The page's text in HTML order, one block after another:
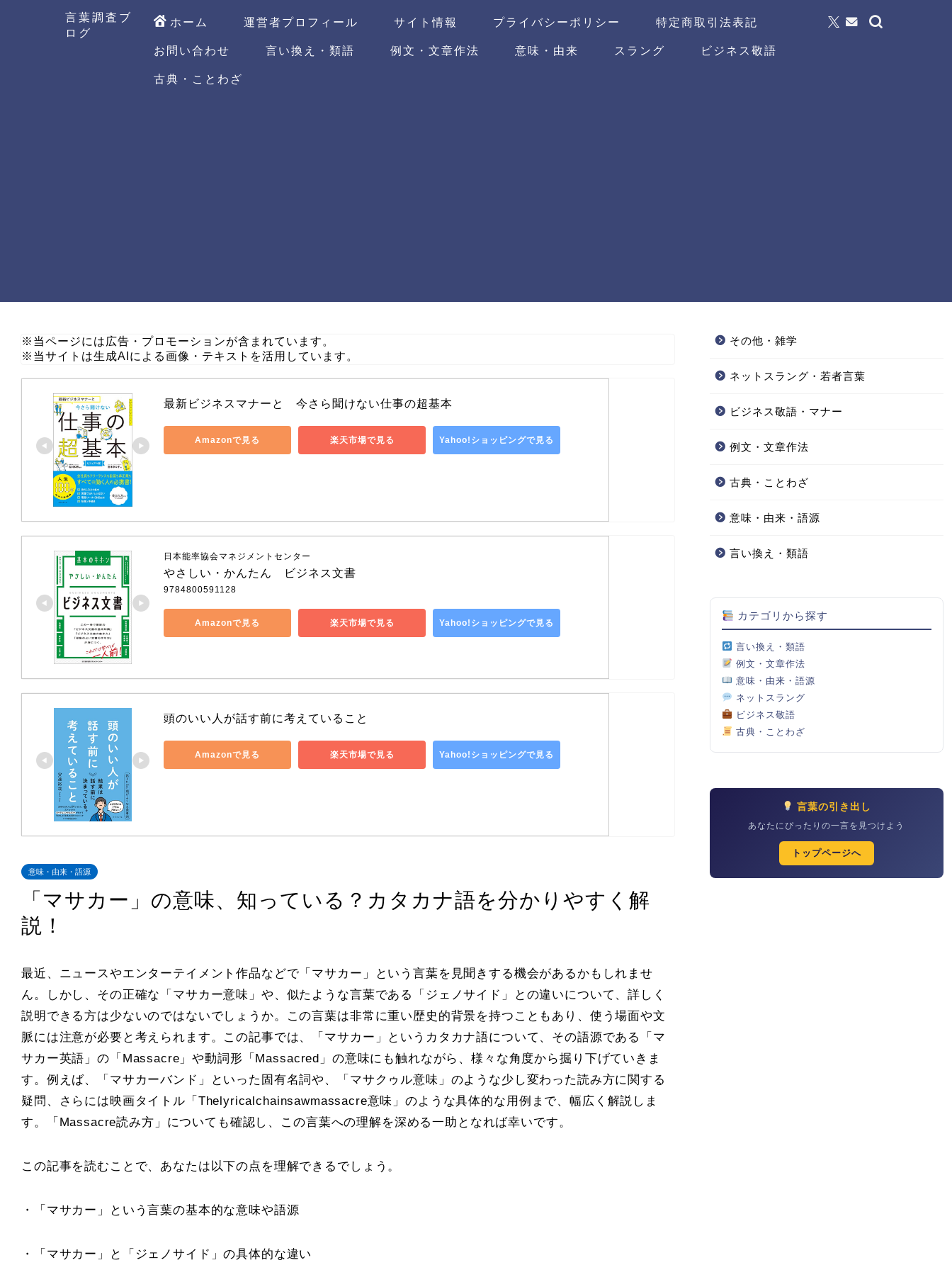
言葉調査ブ
ログ
ホーム 運営者プロフィール サイト情報 プライバシーポリシー
特定商取引法表記
お問い合わせ
言い換え・類語 例文・文章作法 意味・由来 スラング
ビジネス敬語
古典・ことわざ
※当ページには広告・プロモーションが含まれています。
※当サイトは生成AIによる画像・テキストを活用しています。
最新ビジネスマナーと　今さら聞けない仕事の超基本
Amazonで見る 楽天市場で見る Yahoo!ショッピングで見る
日本能率協会マネジメントセンター
やさしい・かんたん　ビジネス文書
9784800591128
Amazonで見る 楽天市場で見る Yahoo!ショッピングで見る
頭のいい人が話す前に考えていること
Amazonで見る 楽天市場で見る Yahoo!ショッピングで見る
意味・由来・語源
「マサカー」の意味、知っている？カタカナ語を分かりやすく解
説！
最近、ニュースやエンターテイメント作品などで「マサカー」という言葉を見聞きする機会があるかもしれませ
ん。しかし、その正確な「マサカー意味」や、似たような言葉である「ジェノサイド」との違いについて、詳しく
説明できる方は少ないのではないでしょうか。この言葉は非常に重い歴史的背景を持つこともあり、使う場面や文
脈には注意が必要と考えられます。この記事では、「マサカー」というカタカナ語について、その語源である「マ
サカー英語」の「Massacre」や動詞形「Massacred」の意味にも触れながら、様々な角度から掘り下げていきま
す。例えば、「マサカーバンド」といった固有名詞や、「マサクゥル意味」のような少し変わった読み方に関する
疑問、さらには映画タイトル「Thelyricalchainsawmassacre意味」のような具体的な用例まで、幅広く解説しま
す。「Massacre読み方」についても確認し、この言葉への理解を深める一助となれば幸いです。
この記事を読むことで、あなたは以下の点を理解できるでしょう。
・「マサカー」という言葉の基本的な意味や語源
・「マサカー」と「ジェノサイド」の具体的な違い
その他・雑学
ネットスラング・若者言葉
ビジネス敬語・マナー
例文・文章作法
古典・ことわざ
意味・由来・語源
言い換え・類語
カテゴリから探す
言い換え・類語
例文・文章作法
意味・由来・語源
ネットスラング
ビジネス敬語
古典・ことわざ
言葉の引き出し
あなたにぴったりの一言を見つけよう
トップページへ